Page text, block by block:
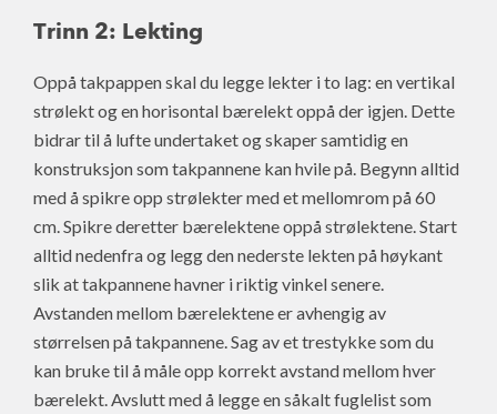
Trinn 2: Lekting
Oppå takpappen skal du legge lekter i to lag: en vertikal
strølekt og en horisontal bærelekt oppå der igjen. Dette
bidrar til å lufte undertaket og skaper samtidig en
konstruksjon som takpannene kan hvile på. Begynn alltid
med å spikre opp strølekter med et mellomrom på 60
cm. Spikre deretter bærelektene oppå strølektene. Start
alltid nedenfra og legg den nederste lekten på høykant
slik at takpannene havner i riktig vinkel senere.
Avstanden mellom bærelektene er avhengig av
størrelsen på takpannene. Sag av et trestykke som du
kan bruke til å måle opp korrekt avstand mellom hver
bærelekt. Avslutt med å legge en såkalt fuglelist som